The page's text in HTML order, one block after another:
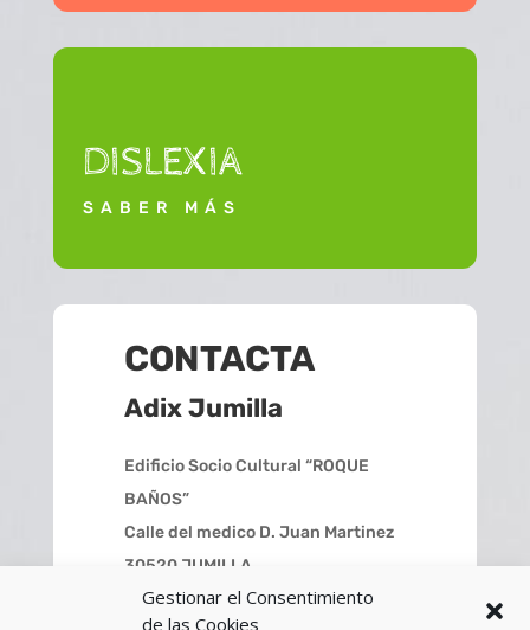
Gestionar el Consentimiento
de las Cookies
DISLEXIA
SABER MÁS
CONTACTA
Adix Jumilla
Edificio Socio Cultural “ROQUE
BAÑOS”
Calle del medico D. Juan Martinez
30520 JUMILLA
Telfno.:744 48 52 38